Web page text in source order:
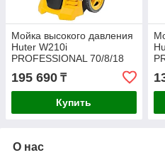
Мойка высокого давления
Huter W210i
PROFESSIONAL 70/8/18
195 690 ₸
Купить
О нас